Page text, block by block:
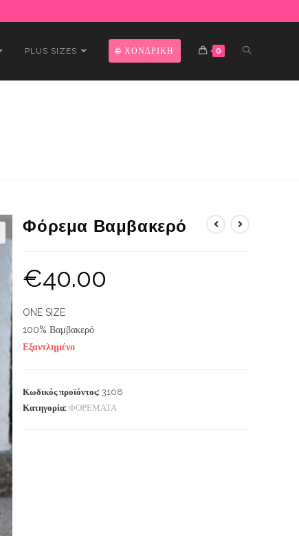
PLUS SIZES ΧΟΝΔΡΙΚΗ 0
Φόρεμα Βαμβακερό
€40.00
ONE SIZE
100% Βαμβακερό
Εξαντλημένο
Κωδικός προϊόντος:3108
Κατηγορία:ΦΟΡΕΜΑΤΑ